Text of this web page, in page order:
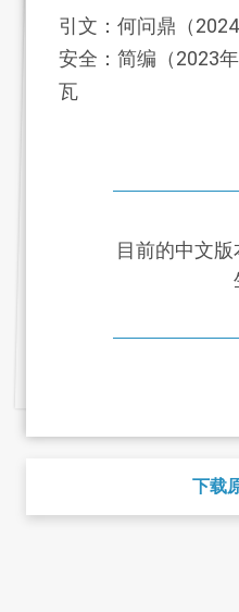
引文：何问鼎（
安全：简编（2023
瓦
目前的中文
下载